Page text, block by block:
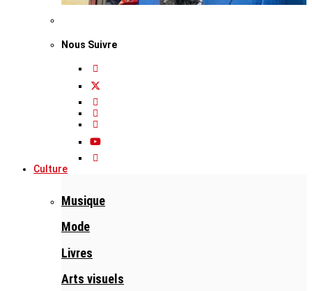
Nous Suivre
Culture
Musique
Mode
Livres
Arts visuels